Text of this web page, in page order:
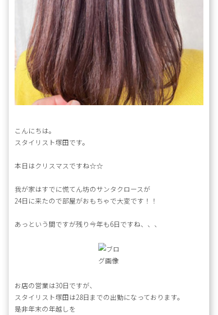
こんにちは。
スタイリスト塚田です。
本日はクリスマスですね☆☆
我が家はすでに慌てん坊のサンタクロースが
24日に来たので部屋がおもちゃで大変です！！
あっという間ですが残り今年も6日ですね、、、
お店の営業は30日ですが、
スタイリスト塚田は28日までの出勤になっております。
是非年末の年越しを